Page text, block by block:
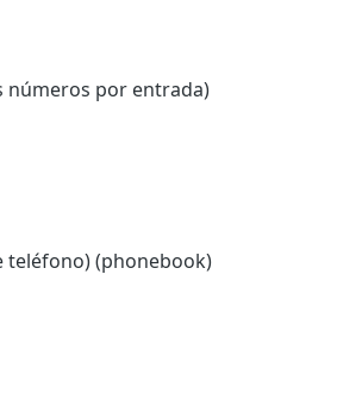
números por entrada)
teléfono) (phonebook)